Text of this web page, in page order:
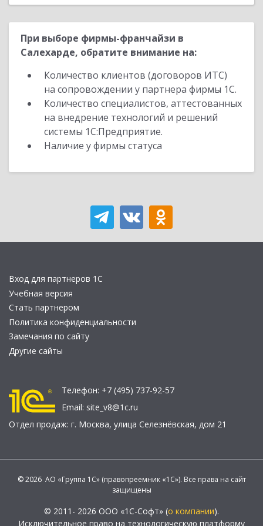
При выборе фирмы-франчайзи в
Салехарде, обратите внимание на:
Количество клиентов (договоров ИТС)
на сопровождении у партнера фирмы 1С.
Количество специалистов, аттестованных
на внедрение технологий и решений
системы 1С:Предприятие.
Наличие у фирмы статуса
Вход для партнеров 1С
Учебная версия
Стать партнером
Политика конфиденциальности
Замечания по сайту
Другие сайты
Телефон: +7 (495) 737-92-57
Email: site_v8@1c.ru
Отдел продаж: г. Москва, улица Селезнёвская, дом 21
© 2026 АО «Группа 1С» (правопреемник «1С»). Все права на сайт
защищены
© 2011- 2026 ООО «1С-Софт» (о компании).
Исключительное право на технологическую платформу